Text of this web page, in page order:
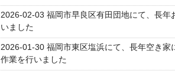
2026-02-03 福岡市早良区有田団地にて、長
いました
2026-01-30 福岡市東区塩浜にて、長年空き家
作業を行いました